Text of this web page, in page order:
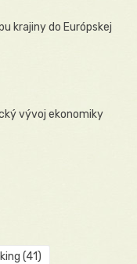
krajiny do Európskej
vývoj ekonomiky
(41)